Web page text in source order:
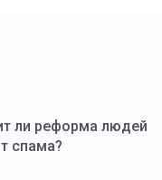
ли реформа людей
спама?